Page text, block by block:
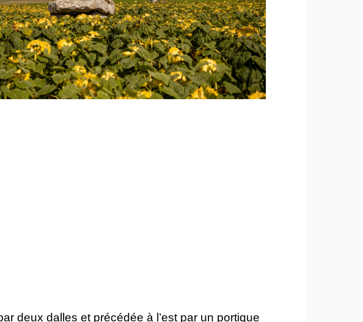
deux dalles et précédée à l’est par un portique